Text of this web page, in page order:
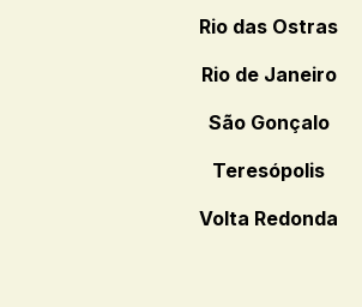
Rio das Ostras
Rio de Janeiro
São Gonçalo
Teresópolis
Volta Redonda